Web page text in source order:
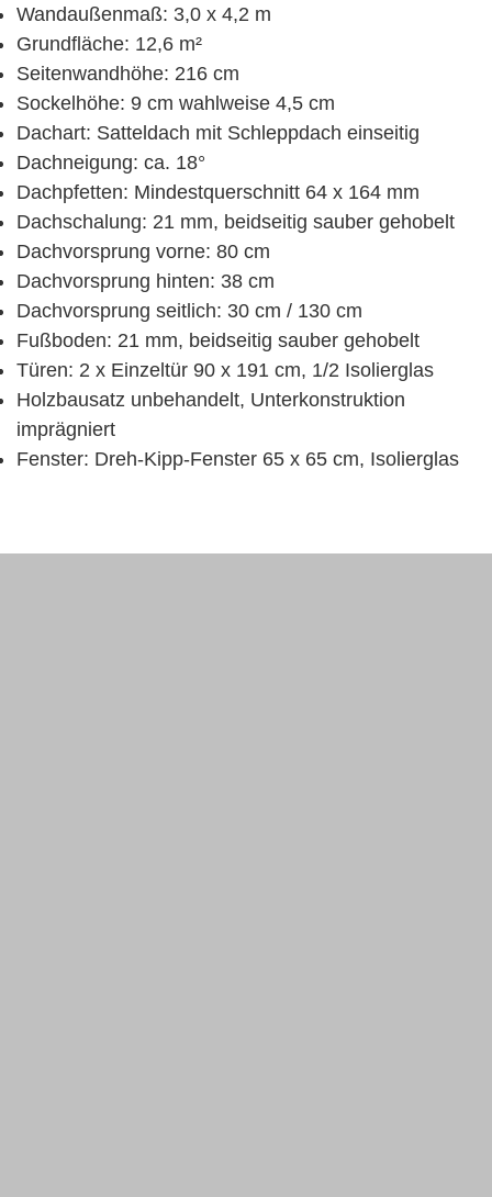
Wandaußenmaß: 3,0 x 4,2 m
Grundfläche: 12,6 m²
Seitenwandhöhe: 216 cm
Sockelhöhe: 9 cm wahlweise 4,5 cm
Dachart: Satteldach mit Schleppdach einseitig
Dachneigung: ca. 18°
Dachpfetten: Mindestquerschnitt 64 x 164 mm
Dachschalung: 21 mm, beidseitig sauber gehobelt
Dachvorsprung vorne: 80 cm
Dachvorsprung hinten: 38 cm
Dachvorsprung seitlich: 30 cm / 130 cm
Fußboden: 21 mm, beidseitig sauber gehobelt
Türen: 2 x Einzeltür 90 x 191 cm, 1/2 Isolierglas
Holzbausatz unbehandelt, Unterkonstruktion
imprägniert
Fenster: Dreh-Kipp-Fenster 65 x 65 cm, Isolierglas